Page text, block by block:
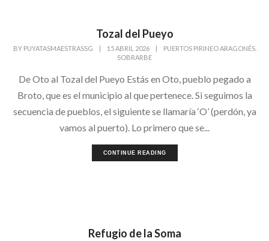
Tozal del Pueyo
BY PUYATASMAESTRASSG 15 ABRIL 2026 PUERTOS PIRINEO ARAGONÉS,
SOBRARBE
De Oto al Tozal del Pueyo Estás en Oto, pueblo pegado a
Broto, que es el municipio al que pertenece. Si seguimos la
secuencia de pueblos, el siguiente se llamaría ‘O’ (perdón, ya
vamos al puerto). Lo primero que se...
CONTINUE READING
Refugio de la Soma